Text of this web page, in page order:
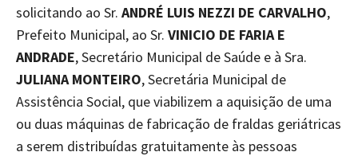
solicitando ao Sr. ANDRÉ LUIS NEZZI DE CARVALHO,
Prefeito Municipal, ao Sr. VINICIO DE FARIA E
ANDRADE, Secretário Municipal de Saúde e à Sra.
JULIANA MONTEIRO, Secretária Municipal de
Assistência Social, que viabilizem a aquisição de uma
ou duas máquinas de fabricação de fraldas geriátricas
a serem distribuídas gratuitamente às pessoas